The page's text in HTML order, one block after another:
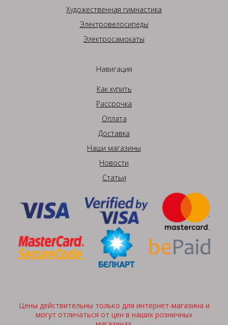
Художественная гимнастика
Электровелосипеды
Электросамокаты
Навигация
Как купить
Рассрочка
Оплата
Доставка
Наши магазины
Новости
Статьи
Цены действительны только для интернет-магазина и
могут отличаться от цен в наших розничных